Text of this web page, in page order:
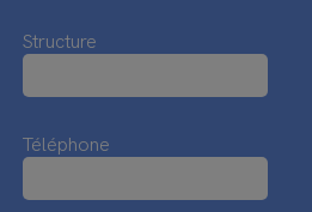
Structure
Téléphone